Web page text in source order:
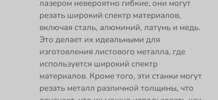
лазером невероятно гибкие, они могут
резать широкий спектр материалов,
включая сталь, алюминий, латунь и медь.
Это делает их идеальными для
изготовления листового металла, где
используется широкий спектр
материалов. Кроме того, эти станки могут
резать металл различной толщины, что